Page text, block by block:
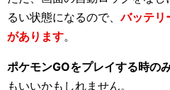
るい状態になるので、バッテリ
があります。
ポケモンGOをプレイする時の
もいいかもしれません。